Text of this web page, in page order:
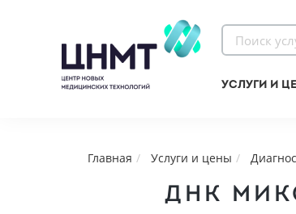
Услуги и
Главная Услуги и цены
ДНК